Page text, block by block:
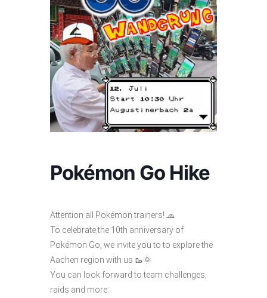
Pokémon Go Hike
Attention all Pokémon trainers! 🧢
To celebrate the 10th anniversary of
Pokémon Go, we invite you to to explore the
Aachen region with us 🥾🌞
You can look forward to team challenges,
raids and more.